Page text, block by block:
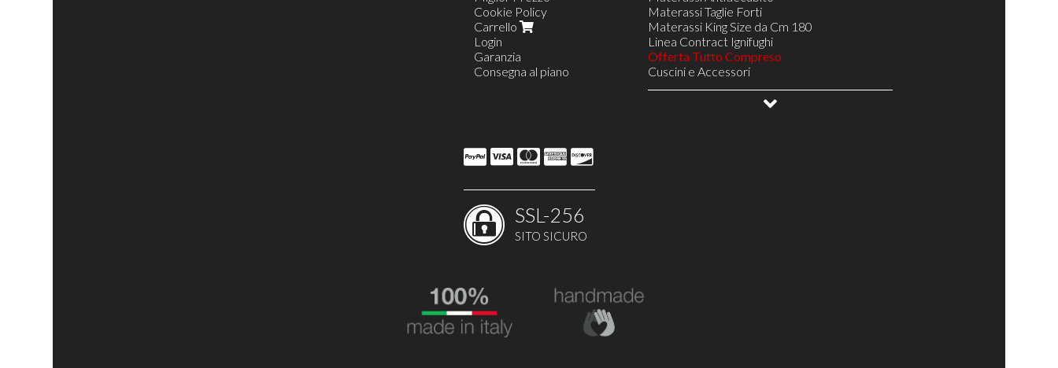
Cookie Policy
Carrello
Login
Garanzia
Consegna al piano
Materassi Taglie Forti
Materassi King Size da Cm 180
Linea Contract Ignifughi
Offerta Tutto Compreso
Cuscini e Accessori
Reti in Legno
Reti a 8 Doghe Larghe Telaio Resistente H 5
SSL-256
SITO SICURO